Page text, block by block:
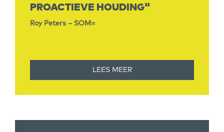
PROACTIEVE HOUDING"
Roy Peters – SOM=
LEES MEER